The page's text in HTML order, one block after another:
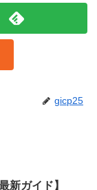
gicp25
新ガイド】